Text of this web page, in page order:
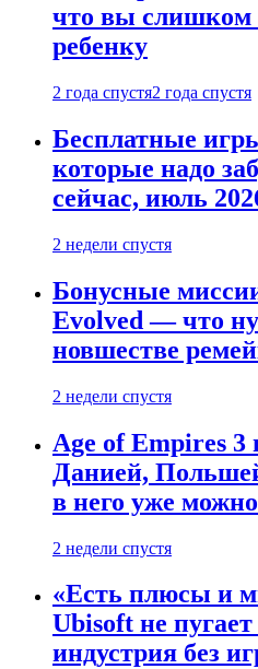
что вы слишком
ребенку
2 года спустя2 года спустя
Бесплатные
которые надо
сейчас, июль
2 недели спустя
Бонусные
Evolved — что
новшестве
2 недели спустя
Age of Empires 3
Данией,
в него уже
2 недели спустя
«Есть плюсы и
Ubisoft не
индустрия без